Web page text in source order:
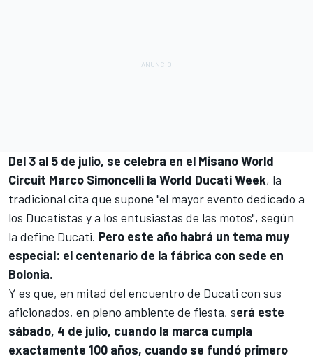
Del 3 al 5 de julio, se celebra en el Misano World
Circuit Marco Simoncelli la World Ducati Week, la
tradicional cita que supone "el mayor evento dedicado a
los Ducatistas y a los entusiastas de las motos", según
la define Ducati. Pero este año habrá un tema muy
especial: el centenario de la fábrica con sede en
Bolonia.
Y es que, en mitad del encuentro de Ducati con sus
aficionados, en pleno ambiente de fiesta, será este
sábado, 4 de julio, cuando la marca cumpla
exactamente 100 años, cuando se fundó primero